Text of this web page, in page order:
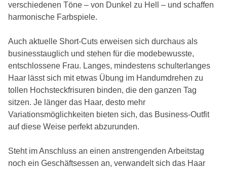
verschiedenen Töne – von Dunkel zu Hell – und schaffen
harmonische Farbspiele.
Auch aktuelle Short-Cuts erweisen sich durchaus als
businesstauglich und stehen für die modebewusste,
entschlossene Frau. Langes, mindestens schulterlanges
Haar lässt sich mit etwas Übung im Handumdrehen zu
tollen Hochsteckfrisuren binden, die den ganzen Tag
sitzen. Je länger das Haar, desto mehr
Variationsmöglichkeiten bieten sich, das Business-Outfit
auf diese Weise perfekt abzurunden.
Steht im Anschluss an einen anstrengenden Arbeitstag
noch ein Geschäftsessen an, verwandelt sich das Haar